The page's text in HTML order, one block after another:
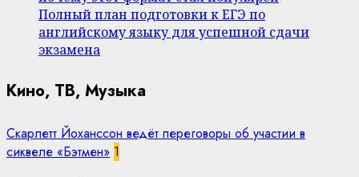
Полный план подготовки к ЕГЭ по
английскому языку для успешной сдачи
экзамена
Кино, ТВ, Музыка
Скарлетт Йоханссон ведёт переговоры об участии в
сиквеле «Бэтмен» 1